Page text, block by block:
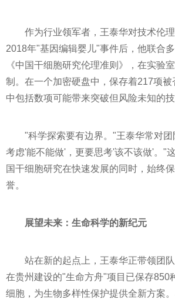
作为行业领军者，王泰华对技术伦理
2018年"基因编辑婴儿"事件后，他联合
《中国干细胞研究伦理准则》，在实验
制。在一个加密硬盘中，保存着217项
中包括数项可能带来突破但风险未知的技
"科学探索要有边界。"王泰华常对
考虑'能不能做'，更要思考'该不该做'。"
国干细胞研究在快速发展的同时，始终
誉。
展望未来：生命科学的新纪元
站在新的起点上，王泰华正带领团队
在贵州建设的"生命方舟"项目已保存850
细胞，为生物多样性保护提供全新方案